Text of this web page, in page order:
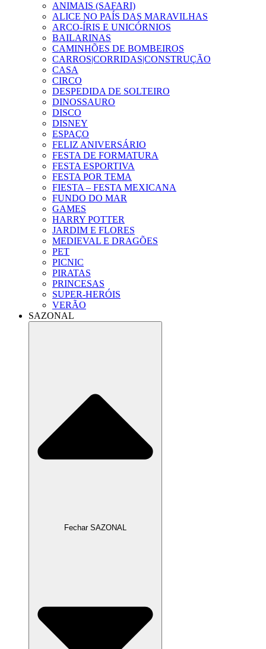
ANIMAIS (SAFARI)
ALICE NO PAÍS DAS MARAVILHAS
ARCO-ÍRIS E UNICÓRNIOS
BAILARINAS
CAMINHÕES DE BOMBEIROS
CARROS|CORRIDAS|CONSTRUÇÃO
CASA
CIRCO
DESPEDIDA DE SOLTEIRO
DINOSSAURO
DISCO
DISNEY
ESPAÇO
FELIZ ANIVERSÁRIO
FESTA DE FORMATURA
FESTA ESPORTIVA
FESTA POR TEMA
FIESTA – FESTA MEXICANA
FUNDO DO MAR
GAMES
HARRY POTTER
JARDIM E FLORES
MEDIEVAL E DRAGÕES
PET
PICNIC
PIRATAS
PRINCESAS
SUPER-HERÓIS
VERÃO
SAZONAL
Fechar SAZONAL